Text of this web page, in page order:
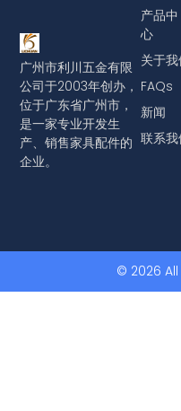
广州市利川五金有限
公司于2003年创办，
位于广东省广州市，
是一家专业开发生
产、销售家具配件的
企业。
产品中
心
关于我
FAQs
新闻
联系我
© 2026